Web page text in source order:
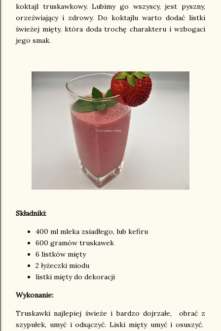
koktajl truskawkowy. Lubimy go wszyscy, jest pyszny,
orzeźwiający i zdrowy. Do koktajlu warto dodać listki
świeżej mięty, która doda trochę charakteru i wzbogaci
jego smak.
Składniki:
400 ml mleka zsiadłego, lub kefiru
600 gramów truskawek
6 listków mięty
2 łyżeczki miodu
listki mięty do dekoracji
Wykonanie:
Truskawki najlepiej świeże i bardzo dojrzałe, obrać z
szypułek, umyć i odsączyć. Liski mięty umyć i osuszyć.